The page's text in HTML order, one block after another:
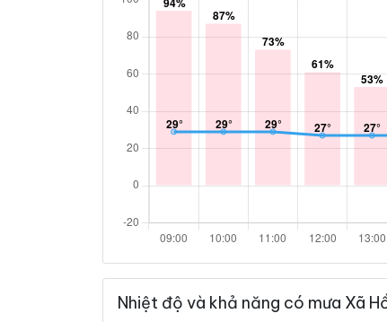
Nhiệt độ và khả năng có mưa Xã